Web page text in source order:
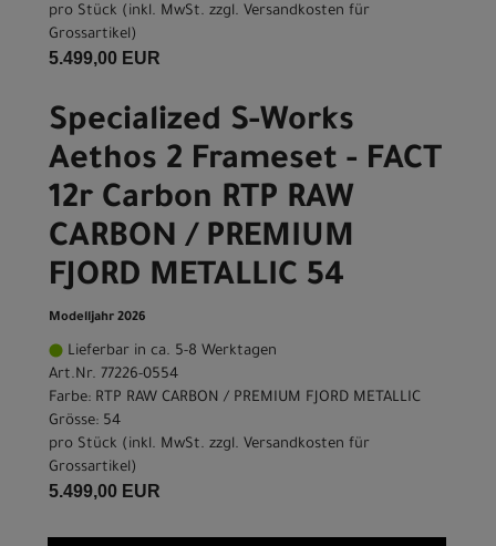
pro Stück (inkl. MwSt. zzgl. Versandkosten für
Grossartikel )
5.499,00 EUR
Specialized S-Works
Aethos 2 Frameset - FACT
12r Carbon RTP RAW
CARBON / PREMIUM
FJORD METALLIC 54
Modelljahr 2026
Lieferbar in ca. 5-8 Werktagen
Art.Nr. 77226-0554
Farbe: RTP RAW CARBON / PREMIUM FJORD METALLIC
Grösse: 54
pro Stück (inkl. MwSt. zzgl. Versandkosten für
Grossartikel )
5.499,00 EUR